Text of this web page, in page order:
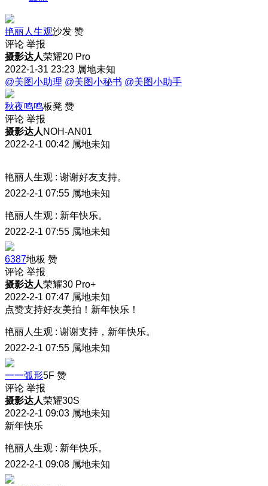
艳丽人生观沙发 赞
评论 举报
摄影达人荣耀20 Pro
2022-1-31 23:23 属地未知
@美图小助理 @美图小秘书 @美图小助手
秋夜鸣鸣板凳 赞
评论 举报
摄影达人 NOH-AN01
2022-2-1 00:42 属地未知
艳丽人生观 : 谢谢好友支持。
2022-2-1 07:55 属地未知
艳丽人生观 : 新年快乐。
2022-2-1 07:55 属地未知
6387地板 赞
评论 举报
摄影达人荣耀30 Pro+
2022-2-1 07:47 属地未知
点赞支持好友美拍！新年快乐！
艳丽人生观 : 谢谢支持，新年快乐。
2022-2-1 07:55 属地未知
一一弧形5F 赞
评论 举报
摄影达人荣耀30S
2022-2-1 09:03 属地未知
新年快乐
艳丽人生观 : 新年快乐。
2022-2-1 09:08 属地未知